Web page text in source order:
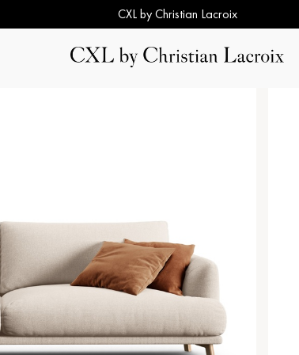
CXL by Christian Lacroix